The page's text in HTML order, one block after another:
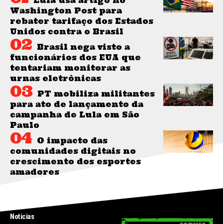
Washington Post para
rebater tarifaço dos Estados
Unidos contra o Brasil
Brasil nega visto a
funcionários dos EUA que
tentariam monitorar as
urnas eletrônicas
PT mobiliza militantes
para ato de lançamento da
campanha de Lula em São
Paulo
O impacto das
comunidades digitais no
crescimento dos esportes
amadores
Noticias